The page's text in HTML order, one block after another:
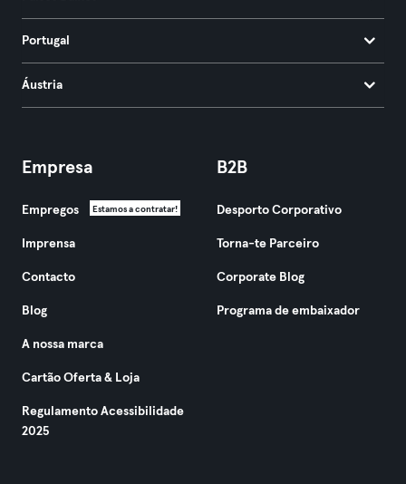
Portugal
Áustria
Empresa
Empregos Estamos a contratar!
Imprensa
Contacto
Blog
A nossa marca
Cartão Oferta & Loja
Regulamento Acessibilidade
2025
B2B
Desporto Corporativo
Torna-te Parceiro
Corporate Blog
Programa de embaixador